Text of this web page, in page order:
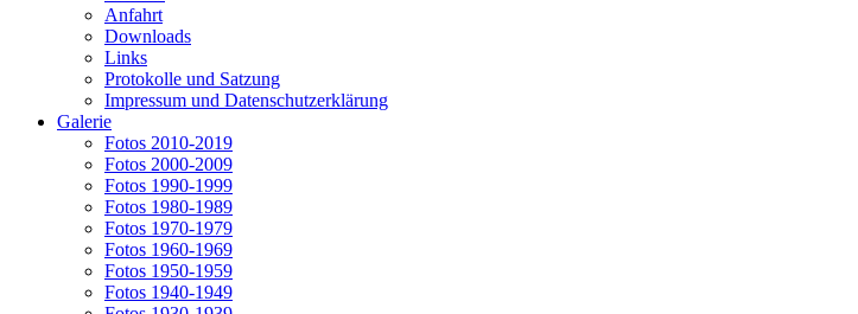
Anfahrt
Downloads
Links
Protokolle und Satzung
Impressum und Datenschutzerklärung
Galerie
Fotos 2010-2019
Fotos 2000-2009
Fotos 1990-1999
Fotos 1980-1989
Fotos 1970-1979
Fotos 1960-1969
Fotos 1950-1959
Fotos 1940-1949